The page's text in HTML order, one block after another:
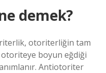
demek?
otoriterliğin tam
boyun eğdiği
Antiotoriter